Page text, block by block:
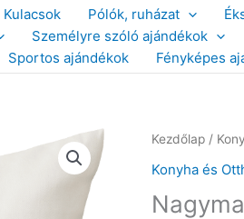
Kulacsok Pólók, ruházat
Személyre szóló ajándékok
Sportos ajándékok Fényképes
Kezdőlap /
Konyha és